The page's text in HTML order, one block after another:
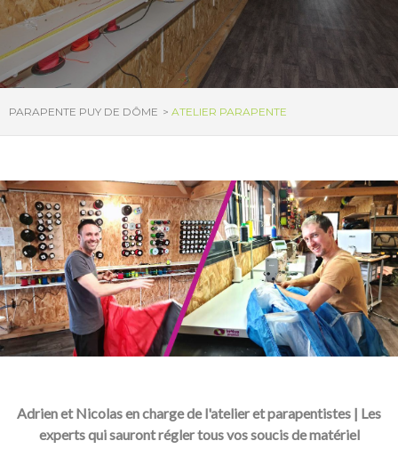
PARAPENTE PUY DE DÔME ATELIER PARAPENTE
Adrien et Nicolas en charge de l'atelier et parapentistes | Les
experts qui sauront régler tous vos soucis de matériel